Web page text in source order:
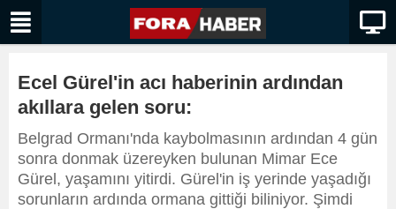
Ecel Gürel'in acı haberinin ardından
akıllara gelen soru:
Belgrad Ormanı'nda kaybolmasının ardından 4 gün
sonra donmak üzereyken bulunan Mimar Ece
Gürel, yaşamını yitirdi. Gürel'in iş yerinde yaşadığı
sorunların ardında ormana gittiği biliniyor. Şimdi